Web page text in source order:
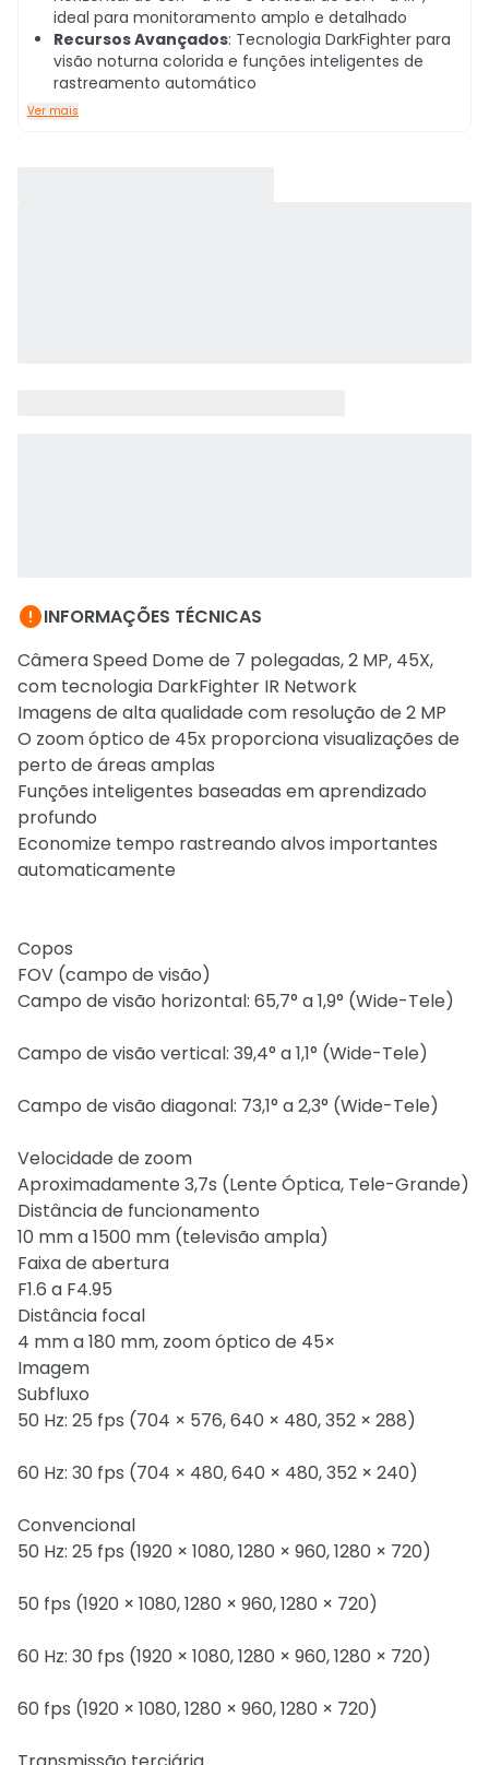
ideal para monitoramento amplo e detalhado
Recursos Avançados: Tecnologia DarkFighter para
visão noturna colorida e funções inteligentes de
rastreamento automático
Ver mais
INFORMAÇÕES TÉCNICAS
Câmera Speed Dome de 7 polegadas, 2 MP, 45X,
com tecnologia DarkFighter IR Network
Imagens de alta qualidade com resolução de 2 MP
O zoom óptico de 45x proporciona visualizações de
perto de áreas amplas
Funções inteligentes baseadas em aprendizado
profundo
Economize tempo rastreando alvos importantes
automaticamente
Copos
FOV (campo de visão)
Campo de visão horizontal: 65,7° a 1,9° (Wide-Tele)
Campo de visão vertical: 39,4° a 1,1° (Wide-Tele)
Campo de visão diagonal: 73,1° a 2,3° (Wide-Tele)
Velocidade de zoom
Aproximadamente 3,7s (Lente Óptica, Tele-Grande)
Distância de funcionamento
10 mm a 1500 mm (televisão ampla)
Faixa de abertura
F1.6 a F4.95
Distância focal
4 mm a 180 mm, zoom óptico de 45×
Imagem
Subfluxo
50 Hz: 25 fps (704 × 576, 640 × 480, 352 × 288)
60 Hz: 30 fps (704 × 480, 640 × 480, 352 × 240)
Convencional
50 Hz: 25 fps (1920 × 1080, 1280 × 960, 1280 × 720)
50 fps (1920 × 1080, 1280 × 960, 1280 × 720)
60 Hz: 30 fps (1920 × 1080, 1280 × 960, 1280 × 720)
60 fps (1920 × 1080, 1280 × 960, 1280 × 720)